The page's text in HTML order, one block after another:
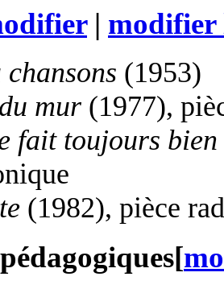
| modifier
(1953)
mur (1977),
fait toujours
(1982), pièce
[